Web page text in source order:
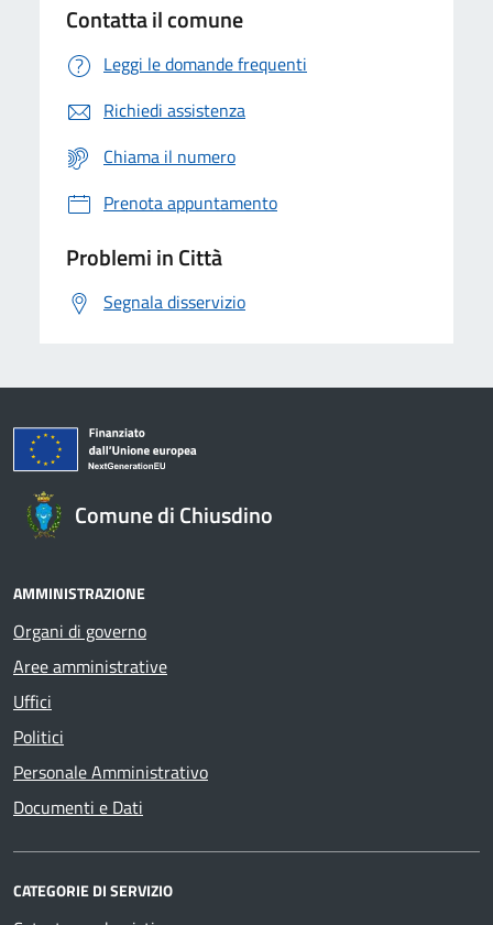
Contatta il comune
Leggi le domande frequenti
Richiedi assistenza
Chiama il numero
Prenota appuntamento
Problemi in Città
Segnala disservizio
Comune di Chiusdino
AMMINISTRAZIONE
Organi di governo
Aree amministrative
Uffici
Politici
Personale Amministrativo
Documenti e Dati
CATEGORIE DI SERVIZIO